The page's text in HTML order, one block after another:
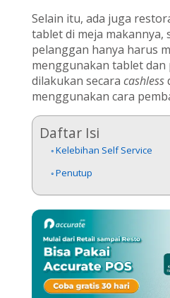
Selain itu, ada juga
tablet di meja makannya,
pelanggan hanya harus
menggunakan tablet
dilakukan secara cashless
menggunakan cara
Daftar Isi
Kelebihan Self Service
Penutup